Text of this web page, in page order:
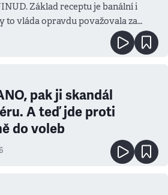
Základ receptu je banální i
to vláda opravdu považovala za
pak ji skandál
A teď jde proti
do voleb